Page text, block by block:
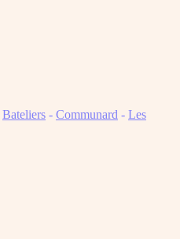
Bateliers - Communard - Les